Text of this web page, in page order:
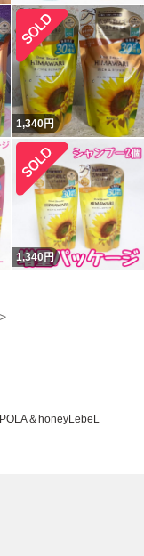
1,340円
1,340円
POLA＆honeyLebeL